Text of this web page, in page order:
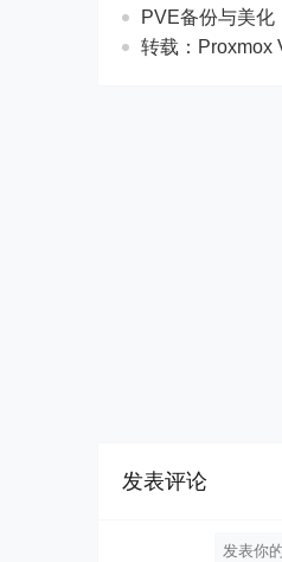
PVE备份与美化
转载：Proxmox
发表评论